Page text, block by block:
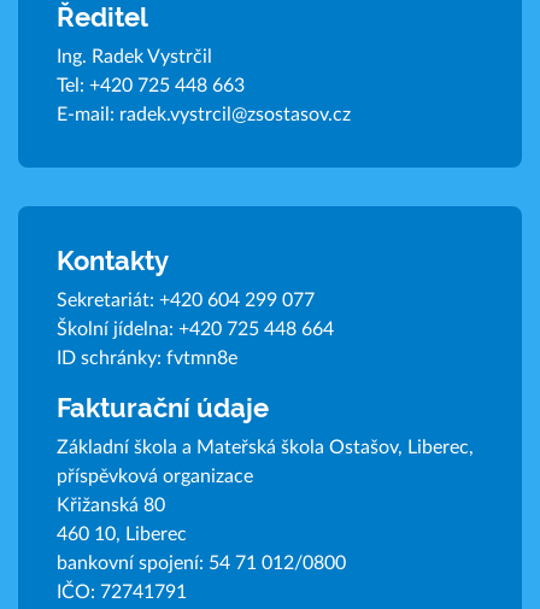
Ředitel
Ing. Radek Vystrčil
Tel: +420 725 448 663
E-mail: radek.vystrcil@zsostasov.cz
Kontakty
Sekretariát: +420 604 299 077
Školní jídelna: +420 725 448 664
ID schránky: fvtmn8e
Fakturační údaje
Základní škola a Mateřská škola Ostašov, Liberec,
příspěvková organizace
Křižanská 80
460 10, Liberec
bankovní spojení: 54 71 012/0800
IČO: 72741791